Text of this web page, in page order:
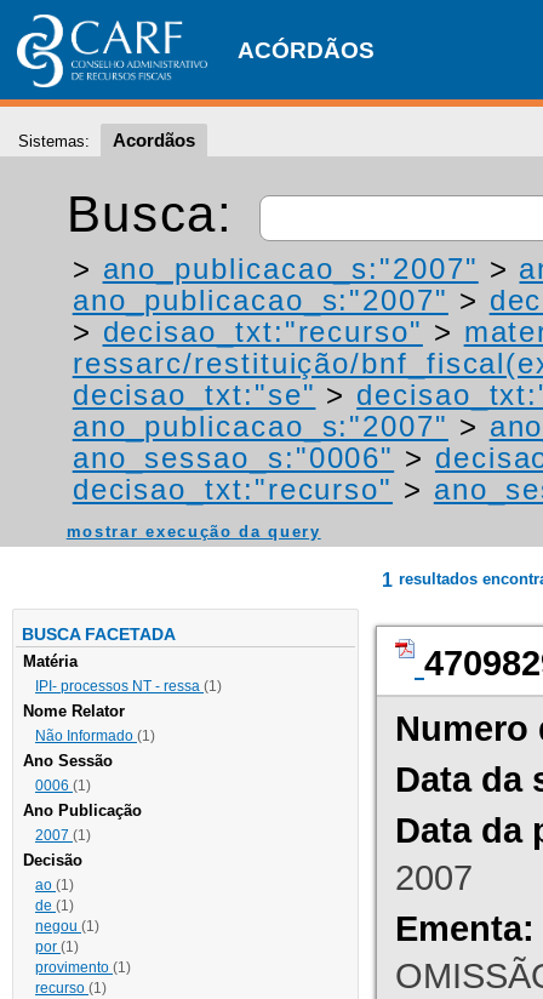
ACÓRDÃOS
Sistemas: Acordãos
Busca:
> ano_publicacao_s:"2007" >
ano_publicacao_s:"2007" >
> decisao_txt:"recurso" >
ressarc/restituição/
decisao_txt:"se" >
ano_publicacao_s:"2007" >
ano_sessao_s:"0006" >
decisao_txt:"recurso" >
mostrar execução da query
BUSCA FACETADA
Matéria
IPI- processos NT - ressa (1)
Nome Relator
Não Informado (1)
Ano Sessão
0006 (1)
Ano Publicação
2007 (1)
Decisão
ao (1)
de (1)
negou (1)
por (1)
provimento (1)
recurso (1)
1 resultados
Numero
Data da
Data da
2007
Ementa: